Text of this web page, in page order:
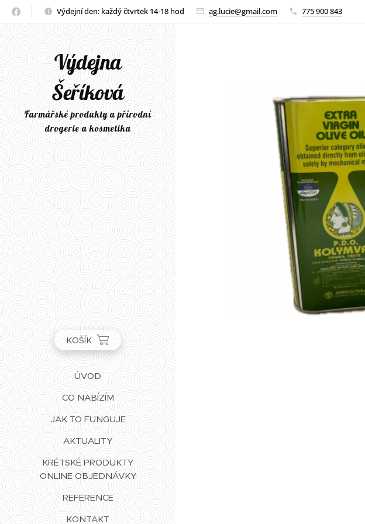
Výdejní den: každý čtvrtek 14-18 hod ag.lucie@gmail.com 775 900 843
Výdejna
Šeříková
Farmářské produkty a přírodní
drogerie a kosmetika
KOŠÍK
ÚVOD
CO NABÍZÍM
JAK TO FUNGUJE
AKTUALITY
KRÉTSKÉ PRODUKTY
ONLINE OBJEDNÁVKY
REFERENCE
KONTAKT